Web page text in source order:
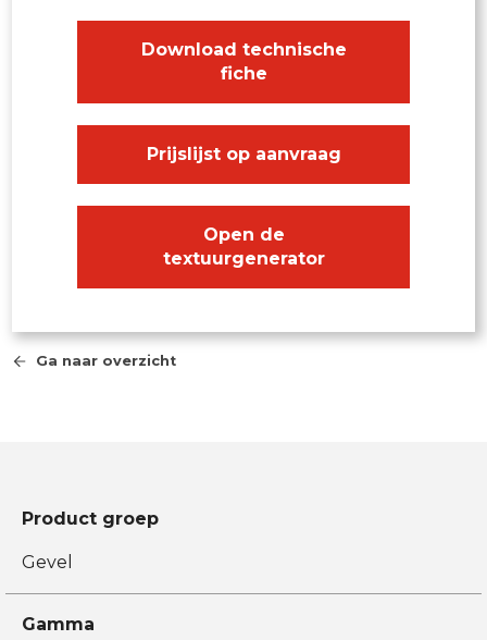
Download technische
fiche
Prijslijst op aanvraag
Open de
textuurgenerator
Ga naar overzicht
Product groep
Gevel
Gamma